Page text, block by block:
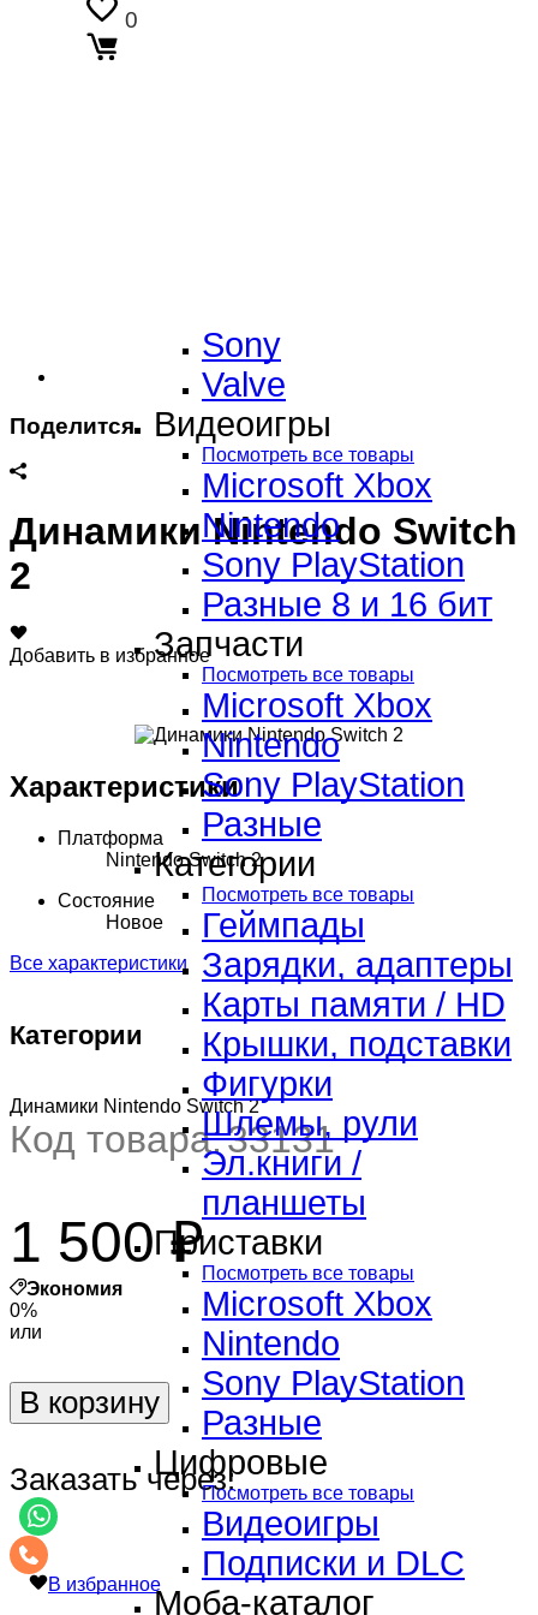
Sony
Valve
Видеоигры
Посмотреть все товары
Microsoft Xbox
Nintendo
Sony PlayStation
Разные 8 и 16 бит
Запчасти
Посмотреть все товары
Microsoft Xbox
Nintendo
Sony PlayStation
Разные
Категории
Посмотреть все товары
Геймпады
Зарядки, адаптеры
Карты памяти / HD
Крышки, подставки
Фигурки
Шлемы, рули
Эл.книги /
планшеты
Приставки
Посмотреть все товары
Microsoft Xbox
Nintendo
Sony PlayStation
Разные
Цифровые
Посмотреть все товары
Видеоигры
Подписки и DLC
Моба-каталог
0
Поделится
Динамики Nintendo Switch
2
Добавить в избранное
Характеристики
Платформа
Nintendo Switch 2
Состояние
Новое
Все характеристики
Категории
Динамики Nintendo Switch 2
Код товара:33131
1 500 ₽
Экономия
0%
или
В корзину
Заказать через:
В избранное